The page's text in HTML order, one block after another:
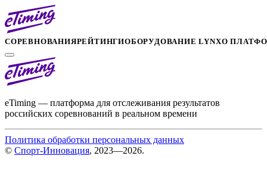
СОРЕВНОВАНИЯРЕЙТИНГИОБОРУДОВАНИЕ LYNXО
eTiming — платформа для отслеживания результатов
российских соревнований в реальном времени
Политика обработки персональных данных
© Спорт-Инновация, 2023—2026.